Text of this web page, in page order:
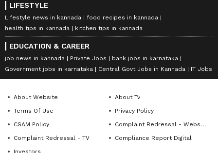
LIFESTYLE
Lifestyle news in kannada
food recipes in kannada
health tips in kannada
kitchen tips in kannada
EDUCATION & CAREER
job news in kannada Private Jobs
bank jobs in karnataka
Government jobs in karnataka
Central Govt Jobs in Kannada IT Jobs
About Website
About Tv
Terms Of Use
Privacy Policy
CSAM Policy
Complaint Redressal - Website
Complaint Redressal - TV
Compliance Report Digital
Investors